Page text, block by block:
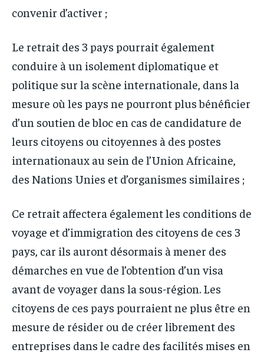
convenir d’activer ;
Le retrait des 3 pays pourrait également
conduire à un isolement diplomatique et
politique sur la scène internationale, dans la
mesure où les pays ne pourront plus bénéficier
d’un soutien de bloc en cas de candidature de
leurs citoyens ou citoyennes à des postes
internationaux au sein de l’Union Africaine,
des Nations Unies et d’organismes similaires ;
Ce retrait affectera également les conditions de
voyage et d’immigration des citoyens de ces 3
pays, car ils auront désormais à mener des
démarches en vue de l’obtention d’un visa
avant de voyager dans la sous-région. Les
citoyens de ces pays pourraient ne plus être en
mesure de résider ou de créer librement des
entreprises dans le cadre des facilités mises en